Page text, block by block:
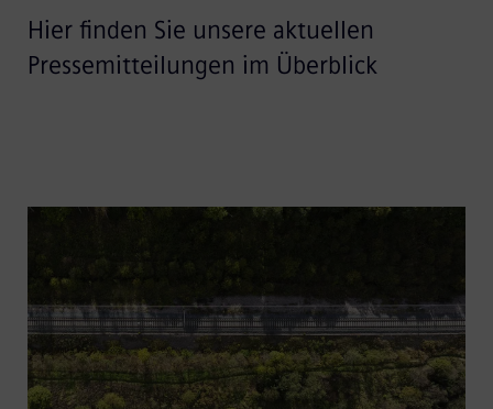
Hier finden Sie unsere aktuellen
Pressemitteilungen im Überblick